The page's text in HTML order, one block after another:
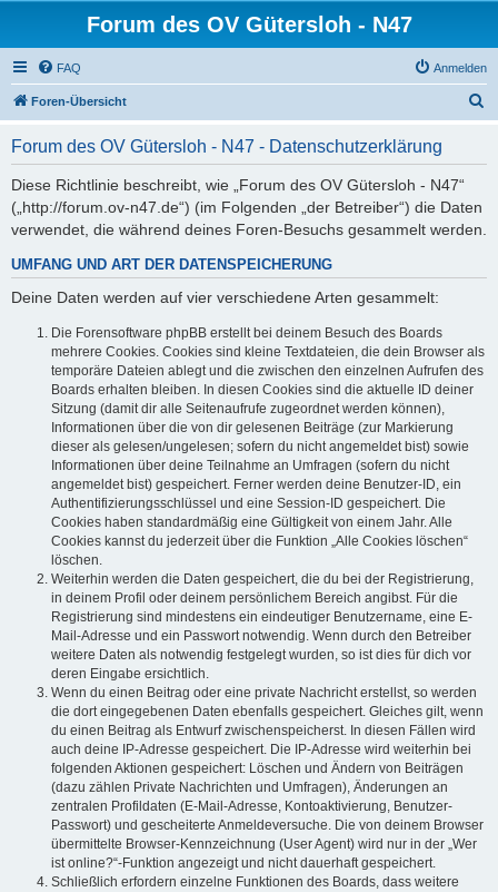
Forum des OV Gütersloh - N47
FAQ Anmelden
Foren-Übersicht
Forum des OV Gütersloh - N47 - Datenschutzerklärung
Diese Richtlinie beschreibt, wie „Forum des OV Gütersloh - N47“
(„http://forum.ov-n47.de“) (im Folgenden „der Betreiber“) die Daten
verwendet, die während deines Foren-Besuchs gesammelt werden.
UMFANG UND ART DER DATENSPEICHERUNG
Deine Daten werden auf vier verschiedene Arten gesammelt:
Die Forensoftware phpBB erstellt bei deinem Besuch des Boards
mehrere Cookies. Cookies sind kleine Textdateien, die dein Browser als
temporäre Dateien ablegt und die zwischen den einzelnen Aufrufen des
Boards erhalten bleiben. In diesen Cookies sind die aktuelle ID deiner
Sitzung (damit dir alle Seitenaufrufe zugeordnet werden können),
Informationen über die von dir gelesenen Beiträge (zur Markierung
dieser als gelesen/ungelesen; sofern du nicht angemeldet bist) sowie
Informationen über deine Teilnahme an Umfragen (sofern du nicht
angemeldet bist) gespeichert. Ferner werden deine Benutzer-ID, ein
Authentifizierungsschlüssel und eine Session-ID gespeichert. Die
Cookies haben standardmäßig eine Gültigkeit von einem Jahr. Alle
Cookies kannst du jederzeit über die Funktion „Alle Cookies löschen“
löschen.
Weiterhin werden die Daten gespeichert, die du bei der Registrierung,
in deinem Profil oder deinem persönlichem Bereich angibst. Für die
Registrierung sind mindestens ein eindeutiger Benutzername, eine E-
Mail-Adresse und ein Passwort notwendig. Wenn durch den Betreiber
weitere Daten als notwendig festgelegt wurden, so ist dies für dich vor
deren Eingabe ersichtlich.
Wenn du einen Beitrag oder eine private Nachricht erstellst, so werden
die dort eingegebenen Daten ebenfalls gespeichert. Gleiches gilt, wenn
du einen Beitrag als Entwurf zwischenspeicherst. In diesen Fällen wird
auch deine IP-Adresse gespeichert. Die IP-Adresse wird weiterhin bei
folgenden Aktionen gespeichert: Löschen und Ändern von Beiträgen
(dazu zählen Private Nachrichten und Umfragen), Änderungen an
zentralen Profildaten (E-Mail-Adresse, Kontoaktivierung, Benutzer-
Passwort) und gescheiterte Anmeldeversuche. Die von deinem Browser
übermittelte Browser-Kennzeichnung (User Agent) wird nur in der „Wer
ist online?“-Funktion angezeigt und nicht dauerhaft gespeichert.
Schließlich erfordern einzelne Funktionen des Boards, dass weitere